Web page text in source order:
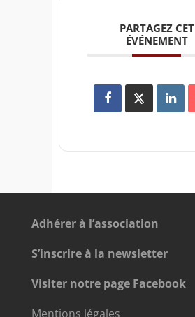
PARTAGEZ CET
ÉVÉNEMENT
Adhérer à l’association
S’inscrire à la newsletter
Visiter notre page Facebook
Mentions légales